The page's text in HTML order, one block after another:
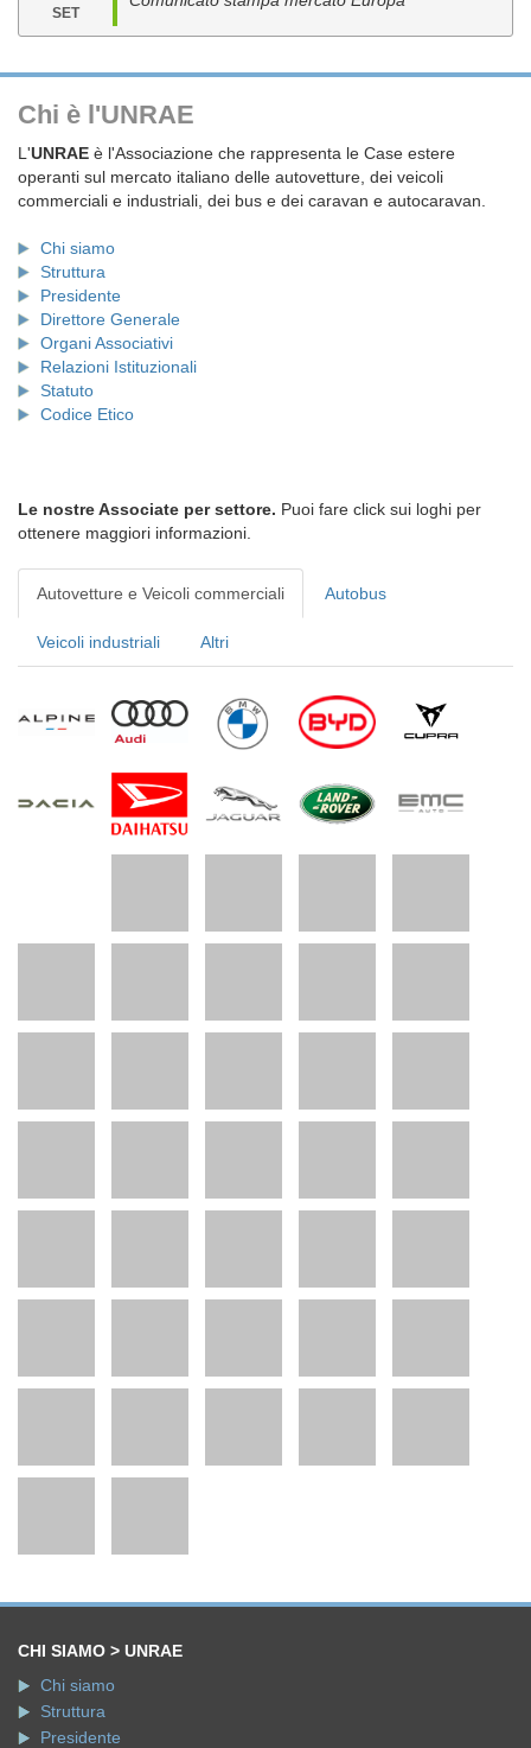
SET
Chi è l'UNRAE
L'UNRAE è l'Associazione che rappresenta le Case estere
operanti sul mercato italiano delle autovetture, dei veicoli
commerciali e industriali, dei bus e dei caravan e autocaravan.
Chi siamo
Struttura
Presidente
Direttore Generale
Organi Associativi
Relazioni Istituzionali
Statuto
Codice Etico
Le nostre Associate per settore. Puoi fare click sui loghi per
ottenere maggiori informazioni.
Autovetture e Veicoli commerciali Autobus
Veicoli industriali Altri
CHI SIAMO > UNRAE
Chi siamo
Struttura
Presidente